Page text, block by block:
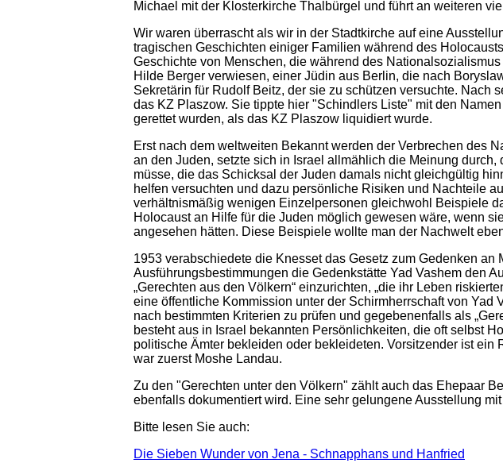
Michael mit der Klosterkirche Thalbürgel und führt an weiteren
Wir waren überrascht als wir in der Stadtkirche auf eine
tragischen Geschichten einiger Familien während des
Geschichte von Menschen, die während des
Hilde Berger verwiesen, einer Jüdin aus Berlin, die nach
Sekretärin für Rudolf Beitz, der sie zu schützen versuchte. Nach
das KZ Plaszow. Sie tippte hier "Schindlers Liste" mit den
gerettet wurden, als das KZ Plaszow liquidiert wurde.
Erst nach dem weltweiten Bekannt werden der Verbrechen des
an den Juden, setzte sich in Israel allmählich die Meinung
müsse, die das Schicksal der Juden damals nicht gleichgültig
helfen versuchten und dazu persönliche Risiken und Nachteile
verhältnismäßig wenigen Einzelpersonen gleichwohl Beispiele
Holocaust an Hilfe für die Juden möglich gewesen wäre, wenn
angesehen hätten. Diese Beispiele wollte man der Nachwelt
1953 verabschiedete die Knesset das Gesetz zum Gedenken an
Ausführungsbestimmungen die Gedenkstätte Yad Vashem den
„Gerechten aus den Völkern“ einzurichten, „die ihr Leben
eine öffentliche Kommission unter der Schirmherrschaft von Yad
nach bestimmten Kriterien zu prüfen und gegebenenfalls als
besteht aus in Israel bekannten Persönlichkeiten, die oft selbst
politische Ämter bekleiden oder bekleideten. Vorsitzender ist ein
war zuerst Moshe Landau.
Zu den "Gerechten unter den Völkern" zählt auch das Ehepaar
ebenfalls dokumentiert wird. Eine sehr gelungene Ausstellung
Bitte lesen Sie auch:
Die Sieben Wunder von Jena - Schnapphans und Hanfried